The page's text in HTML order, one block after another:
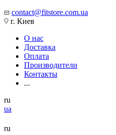
contact@fitstore.com.ua
г. Киев
О нас
Доставка
Оплата
Производители
Контакты
...
ru
ua
ru